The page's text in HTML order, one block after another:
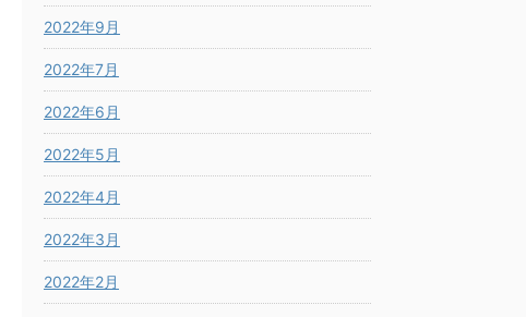
2022年9月
2022年7月
2022年6月
2022年5月
2022年4月
2022年3月
2022年2月